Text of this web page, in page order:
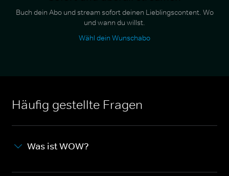
Buch dein Abo und stream sofort deinen Lieblingscontent. Wo
und wann du willst.
Wähl dein Wunschabo
Häufig gestellte Fragen
Was ist WOW?